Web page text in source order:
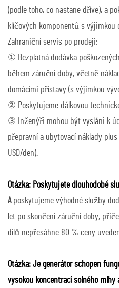
(podle toho, co nastane dříve), a
klíčových komponentů s
Zahraniční servis po prodeji:
① Bezplatná dodávka
během záruční doby, včetně
domácími přístavy (s výjimkou
② Poskytujeme dálkovou
③ Inženýři mohou být vysláni k
přepravní a ubytovací náklady
USD/den).
Otázka: Poskytujete dlouhodobé
A poskytujeme výhodné služby
let po skončení záruční doby,
dílů nepřesáhne 80 % ceny
Otázka: Je generátor schopen
vysokou koncentrací solného